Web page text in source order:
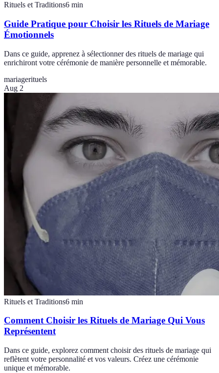
Rituels et Traditions6 min
Guide Pratique pour Choisir les Rituels de Mariage
Émotionnels
Dans ce guide, apprenez à sélectionner des rituels de mariage qui
enrichiront votre cérémonie de manière personnelle et mémorable.
mariagerituels
Aug 2
Rituels et Traditions6 min
Comment Choisir les Rituels de Mariage Qui Vous
Représentent
Dans ce guide, explorez comment choisir des rituels de mariage qui
reflètent votre personnalité et vos valeurs. Créez une cérémonie
unique et mémorable.